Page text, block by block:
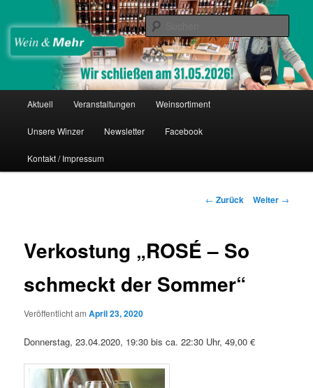
Inhalt
wechseln
Wein & Mehr
Thomas Nies
Aktuell Veranstaltungen Weinsortiment
Unsere Winzer Newsletter Facebook
Kontakt / Impressum
Beitrags-
← Zurück Weiter →
Verkostung „ROSÉ – So
schmeckt der Sommer“
Veröffentlicht amApril 23, 2020
Donnerstag, 23.04.2020, 19:30 bis ca. 22:30 Uhr, 49,00 €